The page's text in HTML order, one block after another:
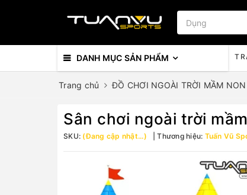
DANH MỤC SẢN PHẨM
Trang chủ ĐỒ CHƠI NGOÀI TRỜI MẦM NON
Sân chơi ngoài trời
SKU: (Đang cập nhật...) Thương hiệu: Tuấn Vũ